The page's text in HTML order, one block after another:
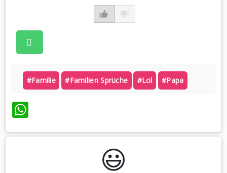
#familie #familien Sprüche #lol #papa
WhatsApp
😃️